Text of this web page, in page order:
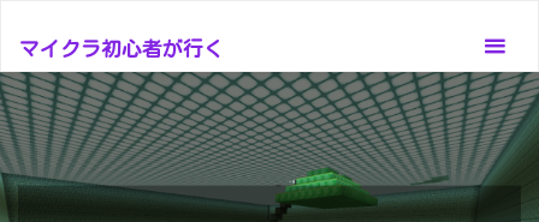
テ
ン
ツ
へ
ス
マイクラ初心者が行く